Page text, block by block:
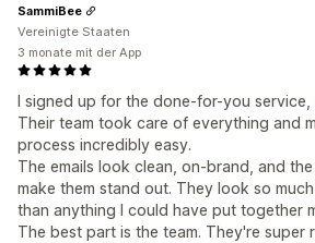
I signed up for the done-for-you service,
Their team took care of everything and
process incredibly easy.
The emails look clean, on-brand, and
make them stand out. They look so
than anything I could have put together
The best part is the team. They're super
SammiBee
Vereinigte Staaten
3 monate mit der App